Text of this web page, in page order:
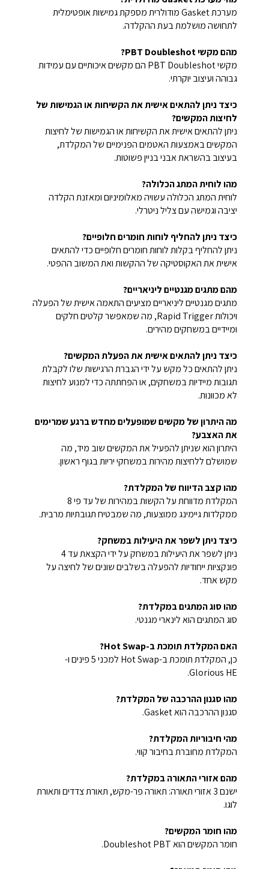
מערכת Gasket מודולרית מספקת גמישות אופטימלית
לתחושה מושלמת בעת ההקלדה.
מהם מקשי PBT Doubleshot?
מקשי PBT Doubleshot הם מקשים איכותיים עם עמידות
גבוהה ועיצוב יוקרתי.
כיצד ניתן להתאים אישית את הקשיחות או הגמישות של
לחיצות המקשים?
ניתן להתאים אישית את הקשיחות או הגמישות של לחיצות
המקשים באמצעות האטמים הפנימיים של המקלדת,
בעיצוב בהשראת אבני בניין פשוטות.
מהו לוחית המתג הכלולה?
לוחית המתג הכלולה עשויה מאלומיניום ומאזנת הקלדה
יציבה וגמישה עם צליל ניטרלי.
כיצד ניתן להחליף לוחות חומרים חלופיים?
ניתן להחליף בקלות לוחות חומרים חלופיים כדי להתאים
אישית את האקוסטיקה של ההקשות ואת המשוב ההפטי.
מהם מתגים מגנטיים ליניאריים?
מתגים מגנטיים ליניאריים מציעים התאמה אישית של הפעלה
ויכולות Rapid Trigger, מה שמאפשר קלטים חלקים
ומיידיים במשחקים מהירים.
כיצד ניתן להתאים אישית את הפעלת המקשים?
ניתן להתאים כל מקש על ידי הגברת הרגישות שלו לקבלת
תגובות מיידיות במשחקים, או הפחתתה כדי למנוע לחיצות
לא מכוונות.
מה היתרון של מקשים שמופעלים מחדש ברגע שמרימים
את האצבע?
היתרון הוא שניתן להפעיל את המקשים שוב מיד, מה
שמושלם ללחיצות מהירות במשחקי יריות בגוף ראשון.
מהו קצב הדיווח של המקלדת?
המקלדת מדווחת על הקשות במהירות של עד פי 8
ממקלדות גיימינג ממוצעות, מה שמבטיח תגובתיות מרבית.
כיצד ניתן לשפר את היעילות במשחק?
ניתן לשפר את היעילות במשחק על ידי הקצאת עד 4
פונקציות ייחודיות להפעלה בשלבים שונים של לחיצה על
מקש אחד.
מהו סוג המתגים במקלדת?
סוג המתגים הוא לינארי מגנטי.
האם המקלדת תומכת ב-Hot Swap?
כן, המקלדת תומכת ב-Hot Swap למכני 5 פינים ו-
Glorious HE.
מהו סגנון ההרכבה של המקלדת?
סגנון ההרכבה הוא Gasket.
מהי חיבוריות המקלדת?
המקלדת מחוברת בחיבור קווי.
מהם אזורי התאורה במקלדת?
ישנם 3 אזורי תאורה: תאורה פר-מקש, תאורת צדדים ותאורת
לוגו.
מהו חומר המקשים?
חומר המקשים הוא Doubleshot PBT.